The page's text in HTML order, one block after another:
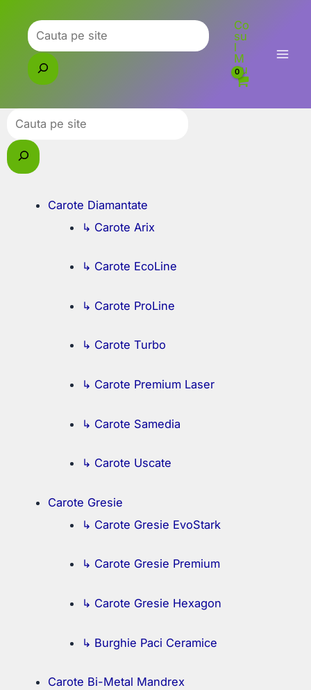
content
Caută
Co
su
l
M
eu
Caută
Carote Diamantate
↳ Carote Arix
↳ Carote EcoLine
↳ Carote ProLine
↳ Carote Turbo
↳ Carote Premium Laser
↳ Carote Samedia
↳ Carote Uscate
Carote Gresie
↳ Carote Gresie EvoStark
↳ Carote Gresie Premium
↳ Carote Gresie Hexagon
↳ Burghie Paci Ceramice
Carote Bi-Metal Mandrex